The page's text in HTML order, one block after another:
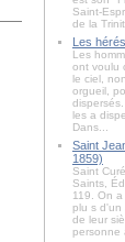
Saint-
de la
Les
Les
ont voulu
le ciel,
orgueil,
les a
Dans...
Saint
1859)
Saint
Saints,
119. On
plu s d'un
de leur
personne